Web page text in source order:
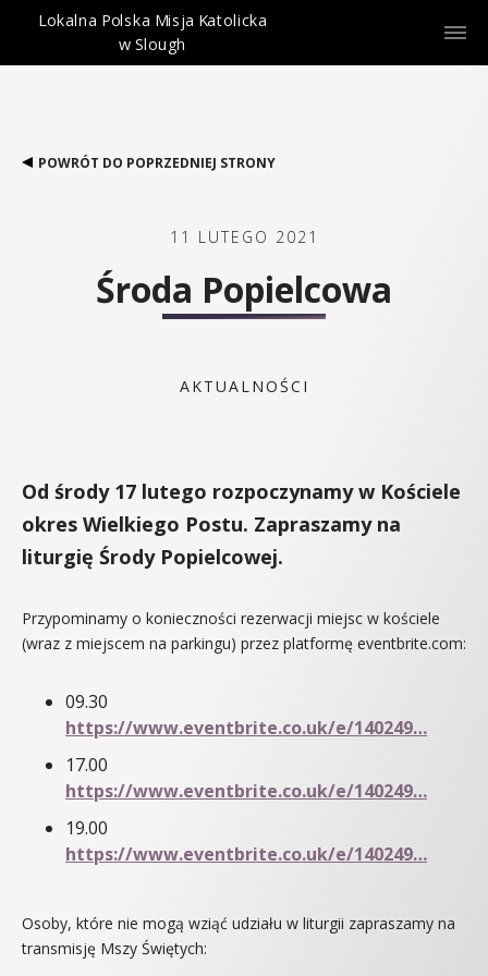
Lokalna Polska Misja Katolicka
w Slough
POWRÓT DO POPRZEDNIEJ STRONY
11 LUTEGO 2021
Środa Popielcowa
AKTUALNOŚCI
Od środy 17 lutego rozpoczynamy w Kościele
okres Wielkiego Postu. Zapraszamy na
liturgię Środy Popielcowej.
Przypominamy o konieczności rezerwacji miejsc w kościele
(wraz z miejscem na parkingu) przez platformę eventbrite.com:
09.30
https://www.eventbrite.co.uk/e/140249…
17.00
https://www.eventbrite.co.uk/e/140249…
19.00
https://www.eventbrite.co.uk/e/140249…
Osoby, które nie mogą wziąć udziału w liturgii zapraszamy na
transmisję Mszy Świętych: